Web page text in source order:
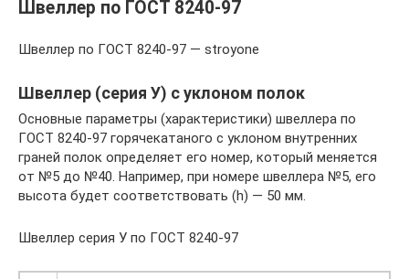
Швеллер по ГОСТ 8240-97
Швеллер по ГОСТ 8240-97 — stroyone
Швеллер (серия У) с уклоном полок
Основные параметры (характеристики) швеллера по
ГОСТ 8240-97 горячекатаного с уклоном внутренних
граней полок определяет его номер, который меняется
от №5 до №40. Например, при номере швеллера №5, его
высота будет соответствовать (h) — 50 мм.
Швеллер серия У по ГОСТ 8240-97